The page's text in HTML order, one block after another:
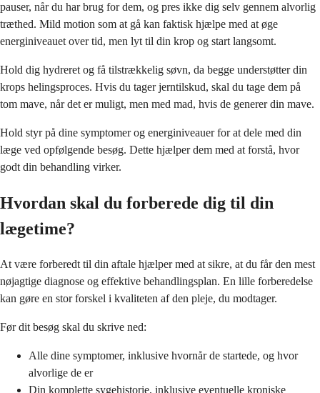
pauser, når du har brug for dem, og pres ikke dig selv gennem alvorlig
træthed. Mild motion som at gå kan faktisk hjælpe med at øge
energiniveauet over tid, men lyt til din krop og start langsomt.
Hold dig hydreret og få tilstrækkelig søvn, da begge understøtter din
krops helingsproces. Hvis du tager jerntilskud, skal du tage dem på
tom mave, når det er muligt, men med mad, hvis de generer din mave.
Hold styr på dine symptomer og energiniveauer for at dele med din
læge ved opfølgende besøg. Dette hjælper dem med at forstå, hvor
godt din behandling virker.
Hvordan skal du forberede dig til din
lægetime?
At være forberedt til din aftale hjælper med at sikre, at du får den mest
nøjagtige diagnose og effektive behandlingsplan. En lille forberedelse
kan gøre en stor forskel i kvaliteten af den pleje, du modtager.
Før dit besøg skal du skrive ned:
Alle dine symptomer, inklusive hvornår de startede, og hvor
alvorlige de er
Din komplette sygehistorie, inklusive eventuelle kroniske